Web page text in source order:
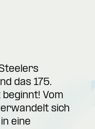
das 175.
Vom
sich
eine